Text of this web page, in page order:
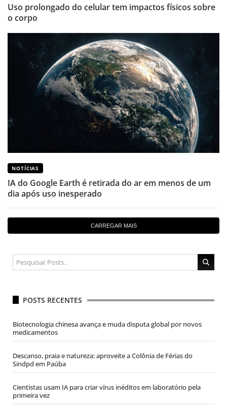
Uso prolongado do celular tem impactos físicos sobre
o corpo
NOTÍCIAS
IA do Google Earth é retirada do ar em menos de um
dia após uso inesperado
CARREGAR MAIS
POSTS RECENTES
Biotecnologia chinesa avança e muda disputa global por novos
medicamentos
Descanso, praia e natureza: aproveite a Colônia de Férias do
Sindpd em Paúba
Cientistas usam IA para criar vírus inéditos em laboratório pela
primeira vez